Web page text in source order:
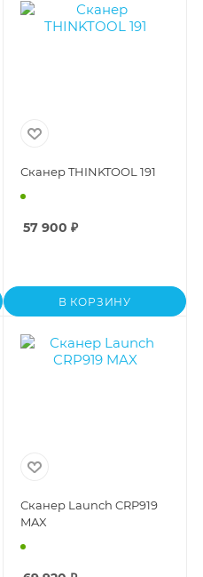
Сканер THINKTOOL 191
57 900 ₽
В КОРЗИНУ
Сканер Launch CRP919
MAX